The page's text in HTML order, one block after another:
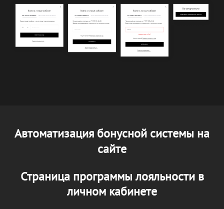
Автоматизация бонусной системы на
сайте
Страница программы лояльности в
личном кабинете